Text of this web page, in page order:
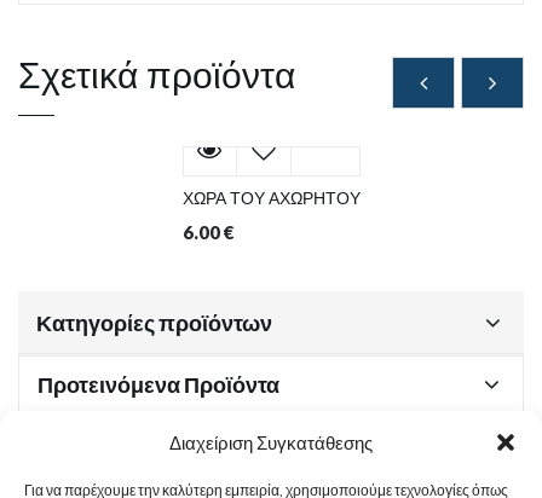
Διαχείριση Συγκατάθεσης
Για να παρέχουμε την καλύτερη εμπειρία, χρησιμοποιούμε τεχνολογίες όπως
Σχετικά προϊόντα
ΧΩΡΑ ΤΟΥ ΑΧΩΡΗΤΟΥ
6.00€
Κατηγορίες προϊόντων
Προτεινόμενα Προϊόντα